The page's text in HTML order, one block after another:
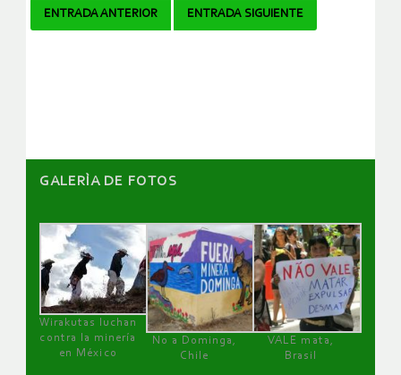
Navegador
ENTRADA ANTERIOR ENTRADA SIGUIENTE
GALERÌA DE FOTOS
Wirakutas luchan
contra la minería
en México
No a Dominga,
Chile
VALE mata,
Brasil